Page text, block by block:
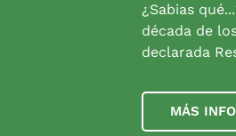
¿Sabias
década de
declarada
MÁS